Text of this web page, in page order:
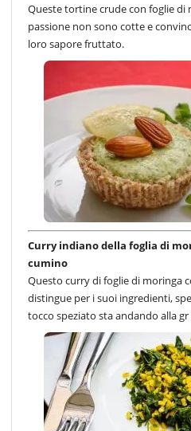
Queste tortine crude con foglie
passione non sono cotte e
loro sapore fruttato.
Curry indiano della foglia di
cumino
Questo curry di foglie di moringa
distingue per i suoi ingredienti,
tocco speziato sta andando alla gr